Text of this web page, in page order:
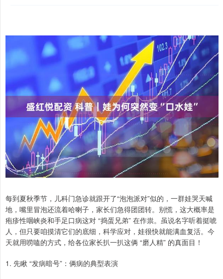
每到夏秋季节，儿科门急诊就跟开了“泡泡派对”似的，一群娃哭天喊
地，嘴里冒泡还流着哈喇子，家长们急得团团转。别慌，这大概率是
疱疹性咽峡炎和手足口病这对 “捣蛋兄弟” 在作祟。虽说名字听着挺唬
人，但只要咱摸清它们的底细，科学应对，娃很快就能满血复活。今
天就用唠嗑的方式，给各位家长扒一扒这俩 “磨人精” 的真面目！
1. 先瞅 “发病暗号”：俩病的典型表演